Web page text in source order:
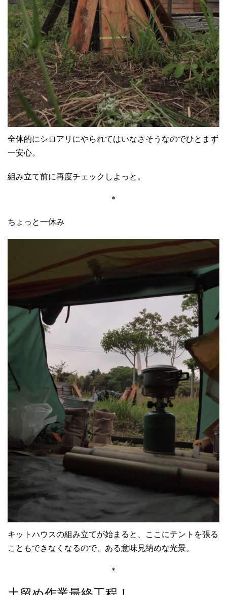
全体的にシロアリにやられてはいなさそうなのでひとまず
一安心。
組み立て前に再度チェックしよっと。
＊
ちょっと一休み
キットハウスの組み立てが始まると、ここにテントを張る
こともできなくなるので、ある意味見納めな光景。
＊